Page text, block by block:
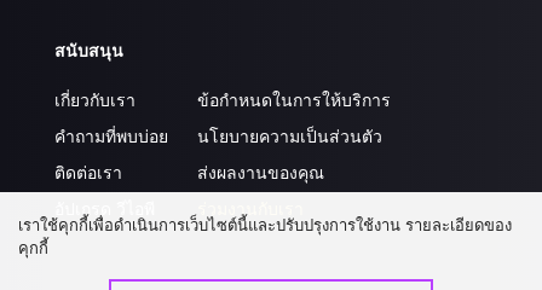
สนับสนุน
เกี่ยวกับเรา
คำถามที่พบบ่อย
ติดต่อเรา
ข้อกำหนดในการให้บริการ
นโยบายความเป็นส่วนตัว
ส่งผลงานของคุณ
เราใช้คุกกี้เพื่อดำเนินการเว็บไซต์นี้และปรับปรุงการใช้งาน รายละเอียดของ
คุกกี้